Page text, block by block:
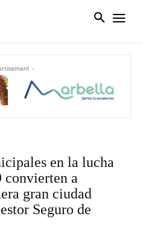
-
en la lucha
a
gran ciudad
Seguro de